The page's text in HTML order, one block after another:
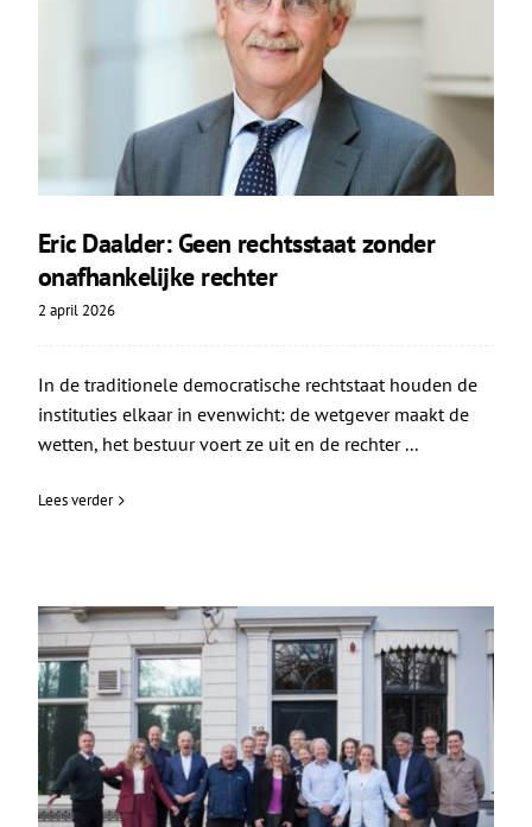
Eric Daalder: Geen rechtsstaat zonder
onafhankelijke rechter
2 april 2026
In de traditionele democratische rechtstaat houden de
instituties elkaar in evenwicht: de wetgever maakt de
wetten, het bestuur voert ze uit en de rechter ...
Lees verder